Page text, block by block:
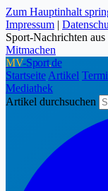
Zum Hauptinhalt
Impressum |
Sport-Nachrichten
Mitmachen
MV-Sport.de
Startseite Artikel
Mediathek
Artikel durchsuchen